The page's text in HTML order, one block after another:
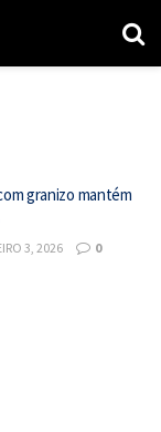
granizo mantém
3, 2026 0